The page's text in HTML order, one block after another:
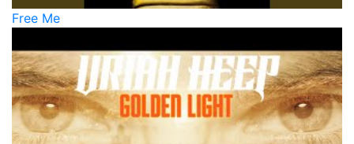
Free Me